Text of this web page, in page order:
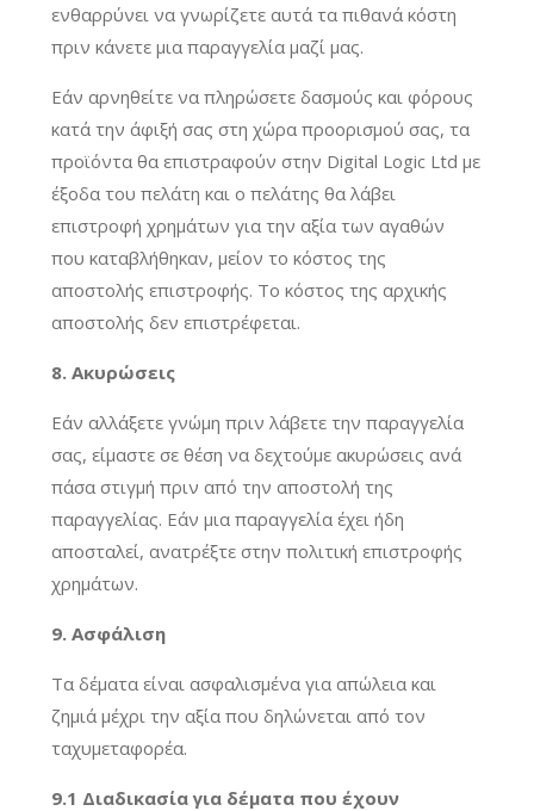
ενθαρρύνει να γνωρίζετε αυτά τα πιθανά κόστη
πριν κάνετε μια παραγγελία μαζί μας.
Εάν αρνηθείτε να πληρώσετε δασμούς και φόρους
κατά την άφιξή σας στη χώρα προορισμού σας, τα
προϊόντα θα επιστραφούν στην Digital Logic Ltd με
έξοδα του πελάτη και ο πελάτης θα λάβει
επιστροφή χρημάτων για την αξία των αγαθών
που καταβλήθηκαν, μείον το κόστος της
αποστολής επιστροφής. Το κόστος της αρχικής
αποστολής δεν επιστρέφεται.
8. Ακυρώσεις
Εάν αλλάξετε γνώμη πριν λάβετε την παραγγελία
σας, είμαστε σε θέση να δεχτούμε ακυρώσεις ανά
πάσα στιγμή πριν από την αποστολή της
παραγγελίας. Εάν μια παραγγελία έχει ήδη
αποσταλεί, ανατρέξτε στην πολιτική επιστροφής
χρημάτων.
9. Ασφάλιση
Τα δέματα είναι ασφαλισμένα για απώλεια και
ζημιά μέχρι την αξία που δηλώνεται από τον
ταχυμεταφορέα.
9.1 Διαδικασία για δέματα που έχουν